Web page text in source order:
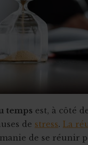
temps est, à côté
de stress. La
de se réunir